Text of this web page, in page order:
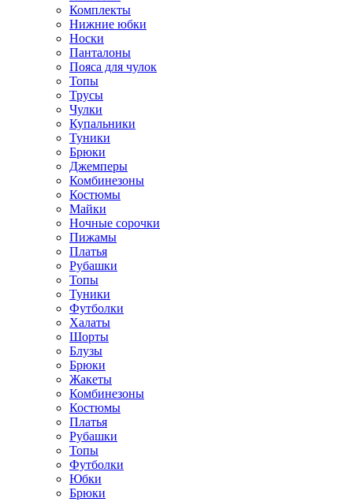
Комплекты
Нижние юбки
Носки
Панталоны
Поясa для чулок
Топы
Трусы
Чулки
Купальники
Туники
Брюки
Джемперы
Комбинезоны
Костюмы
Майки
Ночные сорочки
Пижамы
Платья
Рубашки
Топы
Туники
Футболки
Халаты
Шорты
Блузы
Брюки
Жакеты
Комбинезоны
Костюмы
Платья
Рубашки
Топы
Футболки
Юбки
Брюки